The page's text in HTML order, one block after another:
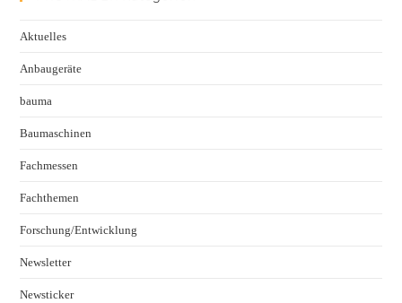
Aktuelles
Anbaugeräte
bauma
Baumaschinen
Fachmessen
Fachthemen
Forschung/Entwicklung
Newsletter
Newsticker